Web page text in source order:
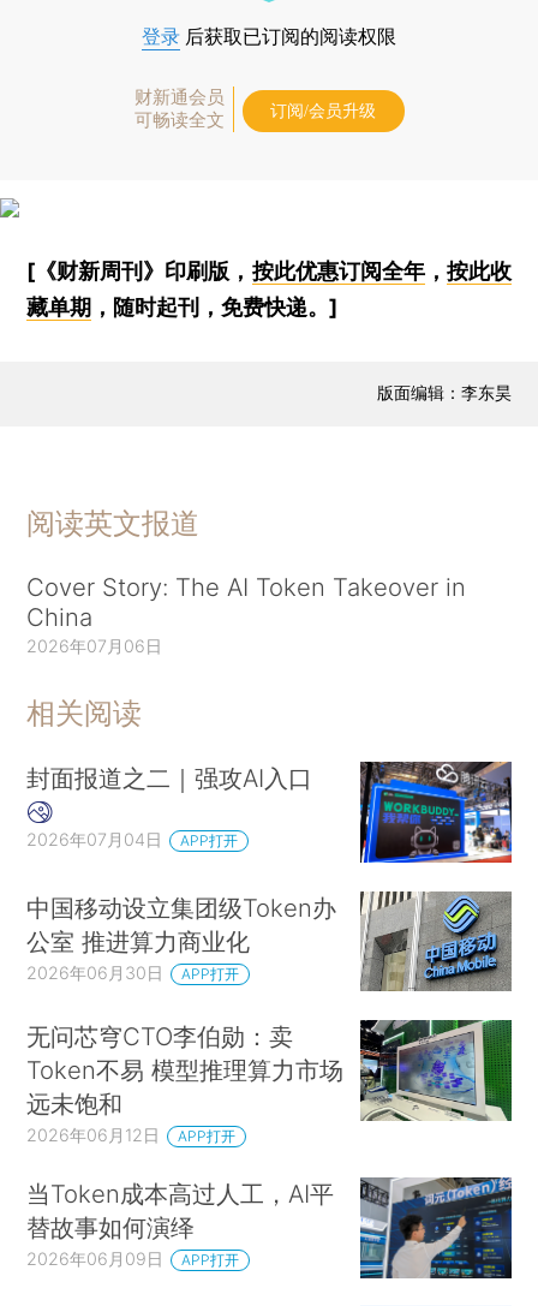
登录 后获取已订阅的阅读权限
财新通会员
可畅读全文
订阅/会员升级
[《财新周刊》印刷版， 按此优惠订阅全年， 按此收
藏单期 ，随时起刊，免费快递。]
版面编辑：李东昊
阅读英文报道
Cover Story: The AI Token Takeover in
China
2026年07月06日
相关阅读
封面报道之二｜强攻AI入口
2026年07月04日 APP打开
中国移动设立集团级Token办
公室 推进算力商业化
2026年06月30日 APP打开
无问芯穹CTO李伯勋：卖
Token不易 模型推理算力市场
远未饱和
2026年06月12日 APP打开
当Token成本高过人工，AI平
替故事如何演绎
2026年06月09日 APP打开